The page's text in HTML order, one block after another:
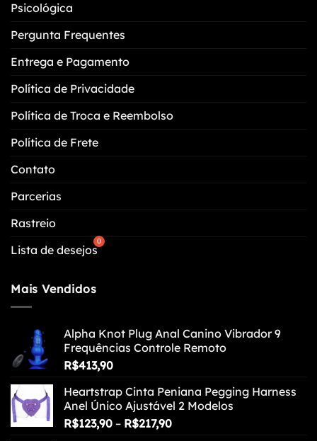
Psicológica
Pergunta Frequentes
Entrega e Pagamento
Política de Privacidade
Política de Troca e Reembolso
Política de Frete
Contato
Parcerias
Rastreio
Lista de desejos
Mais Vendidos
Alpha Knot Plug Anal Canino Vibrador 9
Frequências Controle Remoto
R$413,90
Heartstrap Cinta Peniana Pegging Harness
Anel Único Ajustável 2 Modelos
R$123,90 – R$217,90Faixa